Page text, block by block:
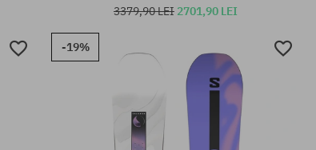
3379,90 LEI 2701,90 LEI
-19%